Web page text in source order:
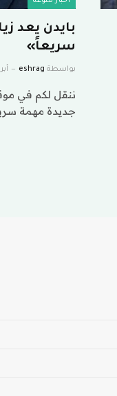
بايدن يعد
سريعاً»
بواسطة eshrag أبريل
ننقل لكم في
جديدة مهمة